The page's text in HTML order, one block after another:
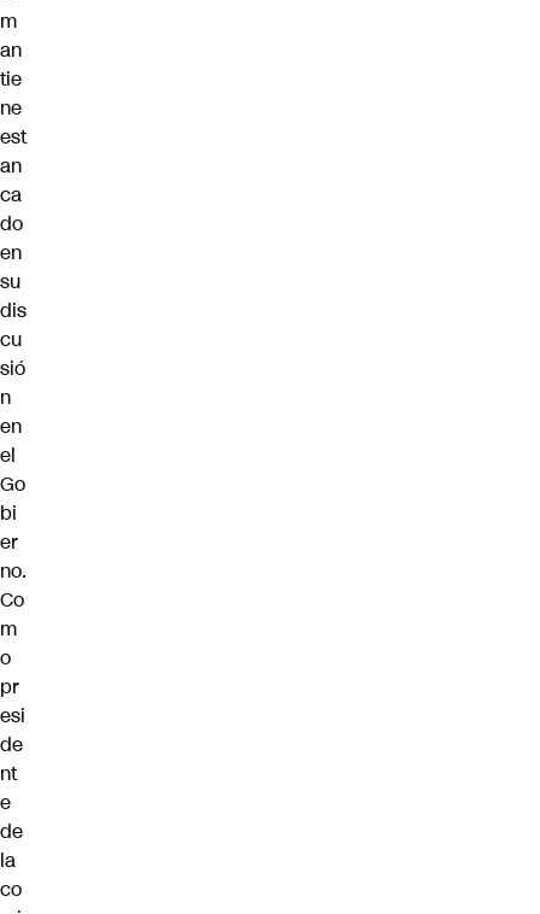
m
an
tie
ne
est
an
ca
do
en
su
dis
cu
sió
n
en
el
Go
bi
er
no.
Co
m
o
pr
esi
de
nt
e
de
la
co